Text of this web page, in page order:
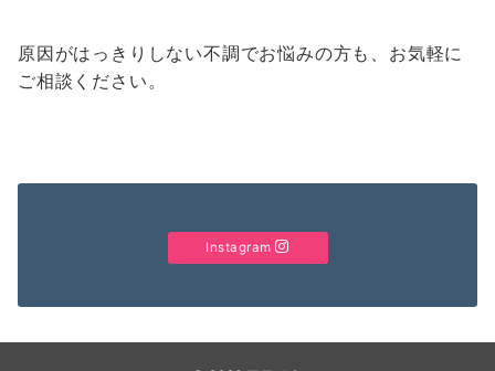
原因がはっきりしない不調でお悩みの方も、お気軽に
ご相談ください。
Instagram